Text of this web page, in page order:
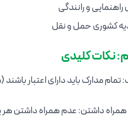
و رانندگی
کشوری حمل و نقل
نکات کلیدی
مدارک باید دارای اعتبار باشند (معمولاً ۶
داشتن: عدم همراه داشتن